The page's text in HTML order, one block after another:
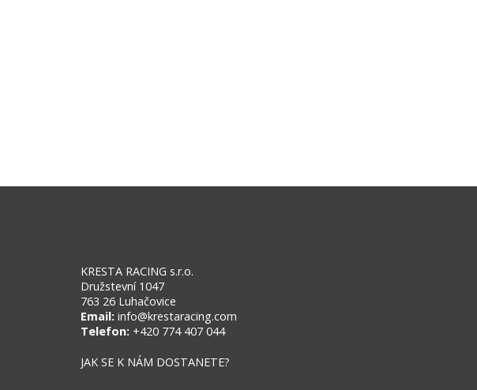
KRESTA RACING s.r.o.
Družstevní 1047
763 26 Luhačovice
Email: info@krestaracing.com
Telefon: +420 774 407 044
JAK SE K NÁM DOSTANETE?